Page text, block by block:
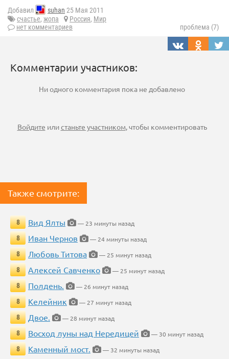
Добавил suhan 25 Мая 2011
счастье, жопа Россия, Мир
нет комментариев
проблема (7)
Комментарии участников:
Ни одного комментария пока не добавлено
Войдите илистаньте участником, чтобы комментировать
Также смотрите:
8 Вид Ялты
— 23 минуты назад
8
Иван Чернов
— 24 минуты назад
8
Любовь Титова
— 25 минут назад
8
Алексей Савченко
— 25 минут назад
8
Полдень.
— 26 минут назад
8
Келейник
— 27 минут назад
8
Двое.
— 28 минут назад
8
Восход луны над Нередицей
— 30 минут назад
8
Каменный мост.
— 32 минуты назад